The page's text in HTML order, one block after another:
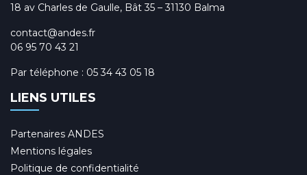
18 av Charles de Gaulle, Bât 35 – 31130 Balma
contact@andes.fr
06 95 70 43 21
Par téléphone : 05 34 43 05 18
LIENS UTILES
Partenaires ANDES
Mentions légales
Politique de confidentialité